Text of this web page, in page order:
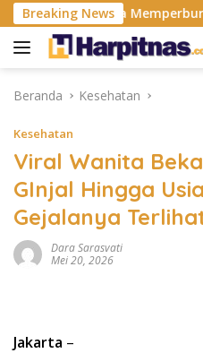
Langsung
ke
konten
Breaking News
Berencana Memperburuk
Beranda Kesehatan
Kesehatan
Viral Wanita
GInjal Hingga
Gejalanya
Dara Sarasvati
Mei 20, 2026
Jakarta –